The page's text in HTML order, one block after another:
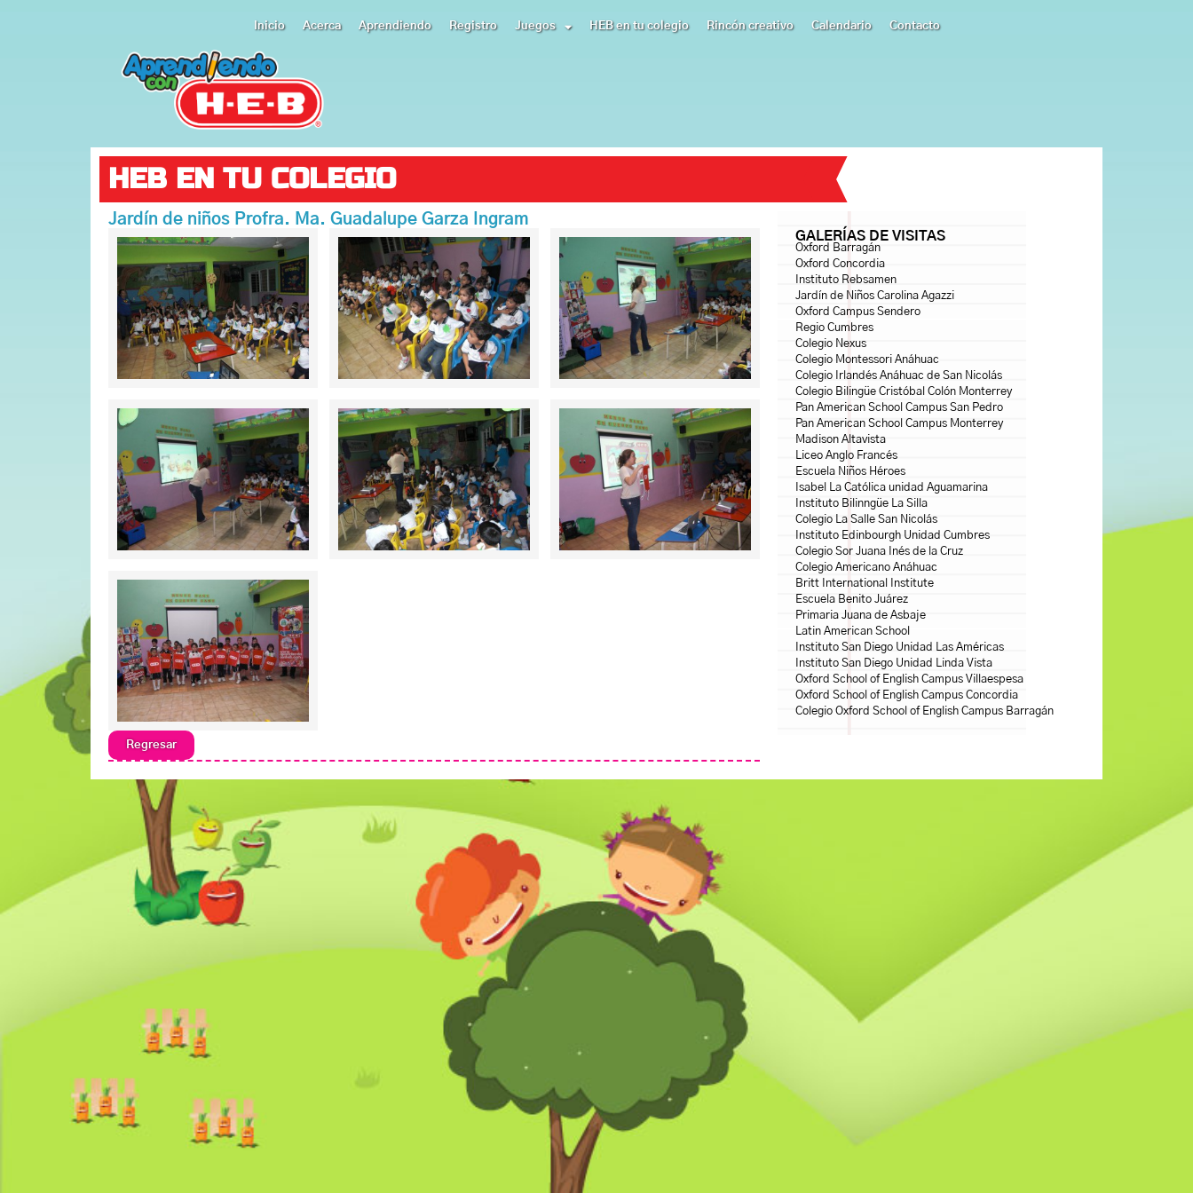
Inicio Acerca Aprendiendo Registro Juegos HEB en tu colegio Rincón creativo Calendario Contacto
HEB EN TU COLEGIO
Jardín de niños Profra. Ma. Guadalupe Garza Ingram
Regresar
GALERÍAS DE VISITAS
Oxford Barragán
Oxford Concordia
Instituto Rebsamen
Jardín de Niños Carolina Agazzi
Oxford Campus Sendero
Regio Cumbres
Colegio Nexus
Colegio Montessori Anáhuac
Colegio Irlandés Anáhuac de San Nicolás
Colegio Bilingüe Cristóbal Colón Monterrey
Pan American School Campus San Pedro
Pan American School Campus Monterrey
Madison Altavista
Liceo Anglo Francés
Escuela Niños Héroes
Isabel La Católica unidad Aguamarina
Instituto Bilinngüe La Silla
Colegio La Salle San Nicolás
Instituto Edinbourgh Unidad Cumbres
Colegio Sor Juana Inés de la Cruz
Colegio Americano Anáhuac
Britt International Institute
Escuela Benito Juárez
Primaria Juana de Asbaje
Latin American School
Instituto San Diego Unidad Las Américas
Instituto San Diego Unidad Linda Vista
Oxford School of English Campus Villaespesa
Oxford School of English Campus Concordia
Colegio Oxford School of English Campus Barragán